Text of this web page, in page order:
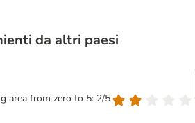
da altri paesi
area from zero to 5: 2/5